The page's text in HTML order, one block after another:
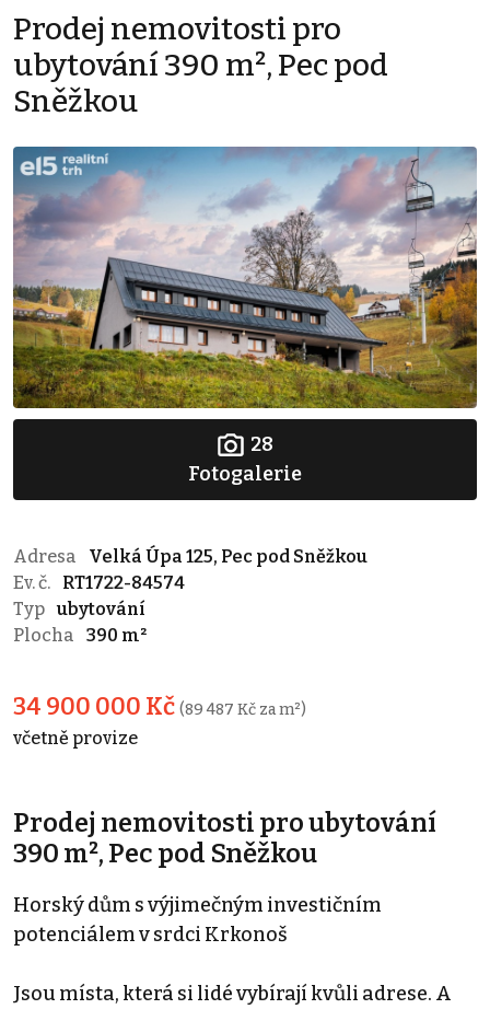
Prodej nemovitosti pro
ubytování 390 m², Pec pod
Sněžkou
28
Fotogalerie
Adresa
Velká Úpa 125, Pec pod Sněžkou
Ev. č.
RT1722-84574
Typ ubytování
Plocha
390 m²
34 900 000 Kč (89 487 Kč za m²)
včetně provize
Prodej nemovitosti pro ubytování
390 m², Pec pod Sněžkou
Horský dům s výjimečným investičním
potenciálem v srdci Krkonoš
Jsou místa, která si lidé vybírají kvůli adrese. A